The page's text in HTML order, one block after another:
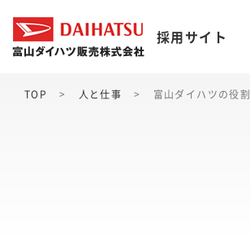
採用サイト
TOP 人と仕事 富山ダイハツの役割